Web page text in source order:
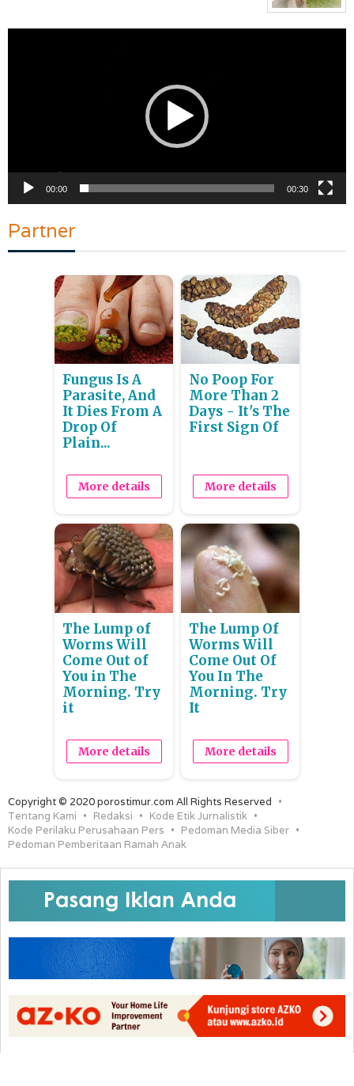
00:00 00:30
Partner
Fungus Is A
Parasite, And
It Dies From A
Drop Of
Plain...
More details
No Poop For
More Than 2
Days - It's The
First Sign Of
More details
The Lump of
Worms Will
Come Out of
You in The
Morning. Try
it
More details
The Lump Of
Worms Will
Come Out Of
You In The
Morning. Try
It
More details
Copyright © 2020 porostimur.com All Rights Reserved
Tentang Kami
Redaksi
Kode Etik Jurnalistik
Kode Perilaku Perusahaan Pers
Pedoman Media Siber
Pedoman Pemberitaan Ramah Anak